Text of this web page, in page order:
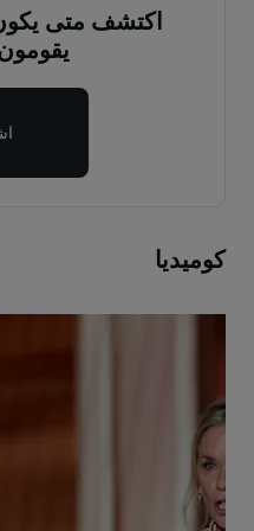
اكتشف متى
كوميديا